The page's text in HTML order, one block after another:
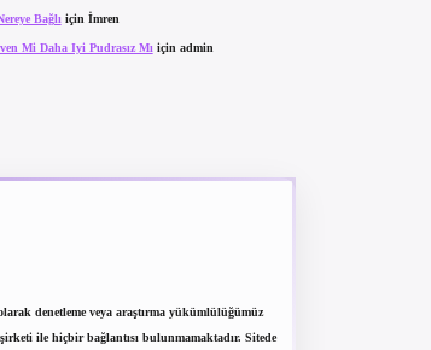
Bağlı için İmren
Mi Daha Iyi Pudrasız Mı için admin
denetleme veya araştırma yükümlülüğümüz
ile hiçbir bağlantısı bulunmamaktadır. Sitede